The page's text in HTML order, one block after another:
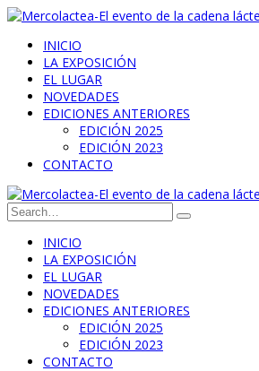
INICIO
LA EXPOSICIÓN
EL LUGAR
NOVEDADES
EDICIONES ANTERIORES
EDICIÓN 2025
EDICIÓN 2023
CONTACTO
INICIO
LA EXPOSICIÓN
EL LUGAR
NOVEDADES
EDICIONES ANTERIORES
EDICIÓN 2025
EDICIÓN 2023
CONTACTO